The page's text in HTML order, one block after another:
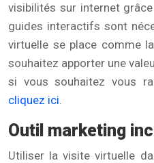
visibilités sur internet
guides interactifs sont
virtuelle se place comme
souhaitez apporter une
si vous souhaitez vous
cliquez ici.
Outil marketing
Utiliser la visite virtuelle